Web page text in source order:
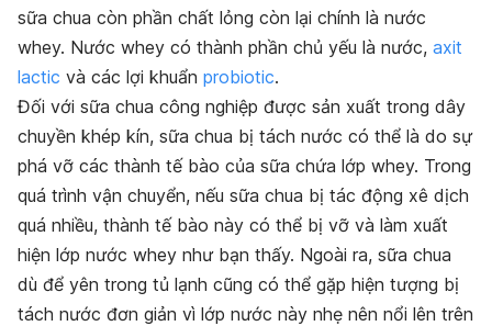
sữa chua còn phần chất lỏng còn lại chính là nước
whey. Nước whey có thành phần chủ yếu là nước, axit
lactic và các lợi khuẩn probiotic.
Đối với sữa chua công nghiệp được sản xuất trong dây
chuyền khép kín, sữa chua bị tách nước có thể là do sự
phá vỡ các thành tế bào của sữa chứa lớp whey. Trong
quá trình vận chuyển, nếu sữa chua bị tác động xê dịch
quá nhiều, thành tế bào này có thể bị vỡ và làm xuất
hiện lớp nước whey như bạn thấy. Ngoài ra, sữa chua
dù để yên trong tủ lạnh cũng có thể gặp hiện tượng bị
tách nước đơn giản vì lớp nước này nhẹ nên nổi lên trên